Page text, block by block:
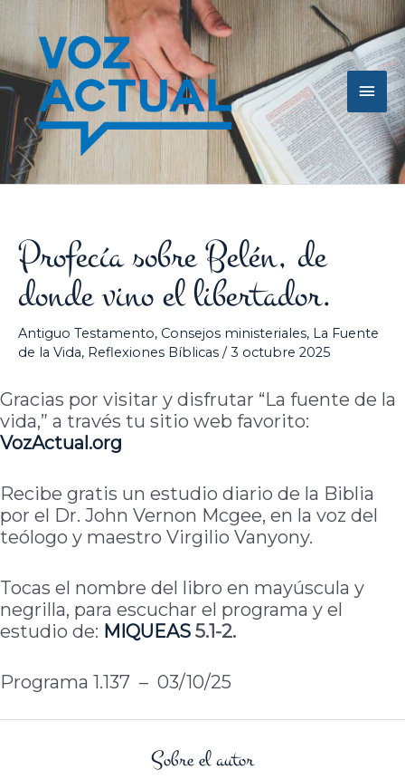
contenido
Profecía sobre Belén, de
donde vino el libertador.
Antiguo Testamento, Consejos ministeriales, La Fuente
de la Vida, Reflexiones Bíblicas /3 octubre 2025
Gracias por visitar y disfrutar “La fuente de la
vida,” a través tu sitio web favorito:
VozActual.org
Recibe gratis un estudio diario de la Biblia
por el Dr. John Vernon Mcgee, en la voz del
teólogo y maestro Virgilio Vanyony.
Tocas el nombre del libro en mayúscula y
negrilla, para escuchar el programa y el
estudio de: MIQUEAS 5.1-2.
Programa 1.137 – 03/10/25
Sobre el autor